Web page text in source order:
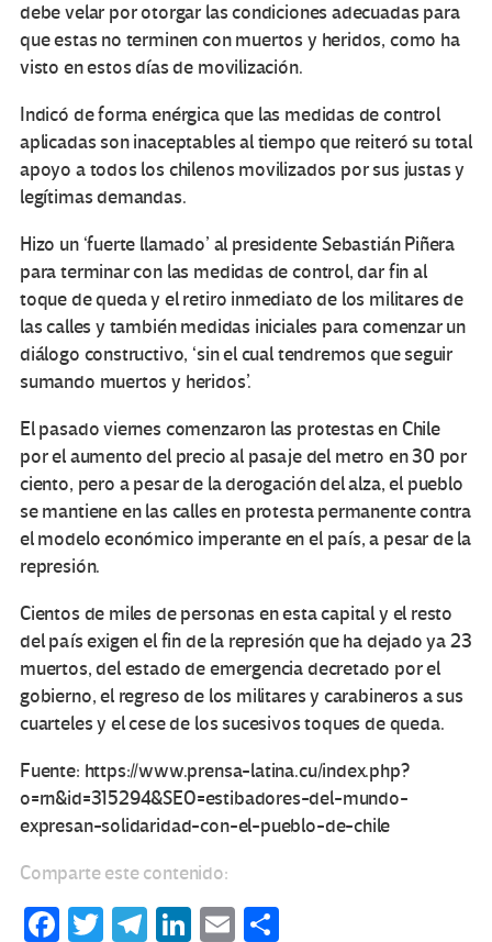
debe velar por otorgar las condiciones adecuadas para
que estas no terminen con muertos y heridos, como ha
visto en estos días de movilización.
Indicó de forma enérgica que las medidas de control
aplicadas son inaceptables al tiempo que reiteró su total
apoyo a todos los chilenos movilizados por sus justas y
legítimas demandas.
Hizo un ‘fuerte llamado’ al presidente Sebastián Piñera
para terminar con las medidas de control, dar fin al
toque de queda y el retiro inmediato de los militares de
las calles y también medidas iniciales para comenzar un
diálogo constructivo, ‘sin el cual tendremos que seguir
sumando muertos y heridos’.
El pasado viernes comenzaron las protestas en Chile
por el aumento del precio al pasaje del metro en 30 por
ciento, pero a pesar de la derogación del alza, el pueblo
se mantiene en las calles en protesta permanente contra
el modelo económico imperante en el país, a pesar de la
represión.
Cientos de miles de personas en esta capital y el resto
del país exigen el fin de la represión que ha dejado ya 23
muertos, del estado de emergencia decretado por el
gobierno, el regreso de los militares y carabineros a sus
cuarteles y el cese de los sucesivos toques de queda.
Fuente: https://www.prensa-latina.cu/index.php?
o=rn&id=315294&SEO=estibadores-del-mundo-
expresan-solidaridad-con-el-pueblo-de-chile
Comparte este contenido:
Fa T
Te Li
E